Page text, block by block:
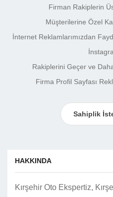
Firman Rakiplerin
Müşterilerine Özel
İnternet Reklamlarımızdan
Rakiplerini Geçer ve
Firma Profil Sayfası
Sahiplik
HAKKINDA
Kırşehir Oto Ekspertiz,